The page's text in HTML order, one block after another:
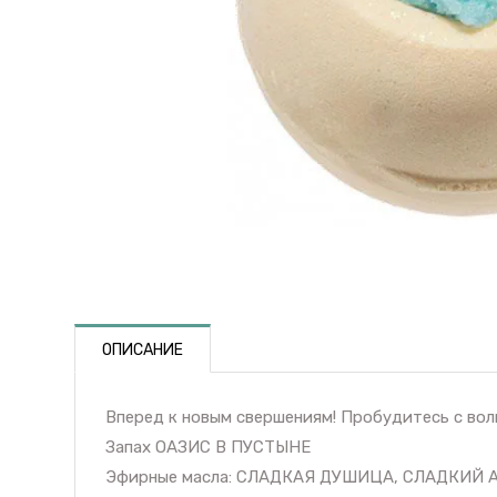
ОПИСАНИЕ
Вперед к новым свершениям! Пробудитесь с
Запах ОАЗИС В ПУСТЫНЕ
Эфирные масла: СЛАДКАЯ ДУШИЦА, СЛАДКИЙ